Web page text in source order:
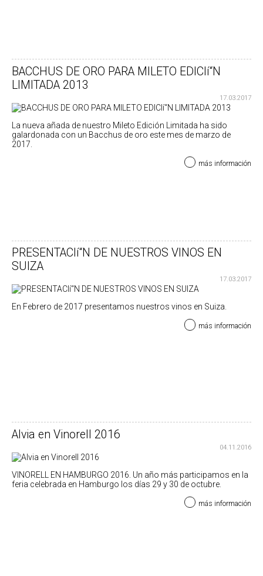
BACCHUS DE ORO PARA MILETO EDICIí“N
LIMITADA 2013
17.03.2017
La nueva añada de nuestro Mileto Edición Limitada ha sido
galardonada con un Bacchus de oro este mes de marzo de
2017.
más información
PRESENTACIí“N DE NUESTROS VINOS EN
SUIZA
17.03.2017
En Febrero de 2017 presentamos nuestros vinos en Suiza.
más información
Alvia en Vinorell 2016
04.11.2016
VINORELL EN HAMBURGO 2016. Un año más participamos en la
feria celebrada en Hamburgo los dí­as 29 y 30 de octubre.
más información